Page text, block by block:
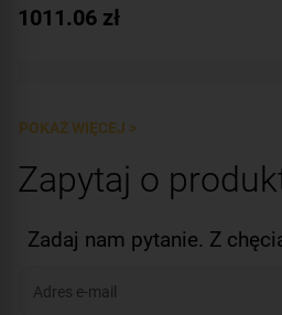
Dotyk: pojemnościowy
1011.06 zł
POKAŻ WIĘCEJ >
Zapytaj o
Zadaj nam pytanie. Z